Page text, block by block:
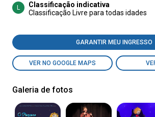
L
Classificação indicativa
Classificação Livre para todas idades
GARANTIR MEU INGRESSO
VER NO GOOGLE MAPS
Galeria de fotos